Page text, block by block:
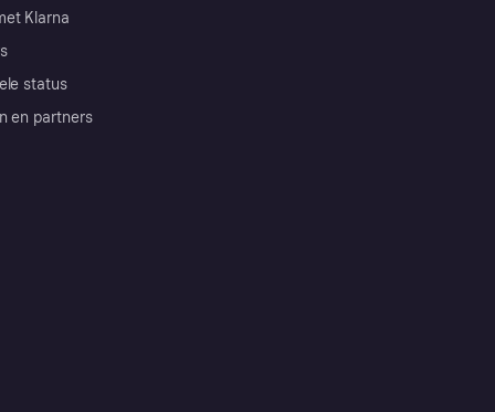
Klarna
status
en partners